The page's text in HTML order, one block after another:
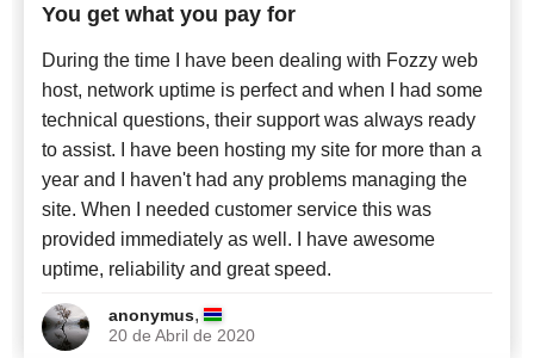
You get what you pay for
During the time I have been dealing with Fozzy web
host, network uptime is perfect and when I had some
technical questions, their support was always ready
to assist. I have been hosting my site for more than a
year and I haven't had any problems managing the
site. When I needed customer service this was
provided immediately as well. I have awesome
uptime, reliability and great speed.
anonymus,
20 de Abril de 2020